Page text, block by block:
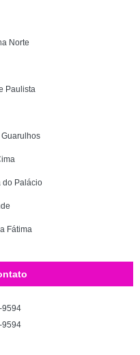
Norte
Paulista
do Palácio
Fátima
9594